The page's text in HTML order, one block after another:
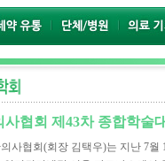
사협회 제43차 종합학술
사협회(회장 김택우)는 지난 7월